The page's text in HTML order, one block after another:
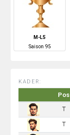
M-L5
Saison 95
KADER:
Pos
T
T